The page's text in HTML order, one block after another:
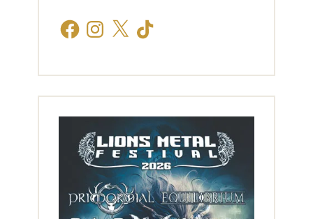
FacebookInstagram
X TikTok